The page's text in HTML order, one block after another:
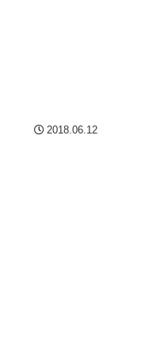
2018.06.12